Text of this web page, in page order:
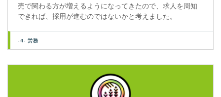
売で関わる方が増えるようになってきたので、求人を周知
できれば、採用が進むのではないかと考えました。
-4- 労務